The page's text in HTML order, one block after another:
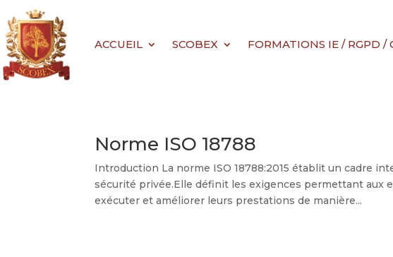
ACCUEIL SCOBEX FORMATIONS IE / RGPD /
Norme ISO 18788
Introduction La norme ISO 18788:2015 établit un cadre
sécurité privée.Elle définit les exigences permettant aux
exécuter et améliorer leurs prestations de manière...